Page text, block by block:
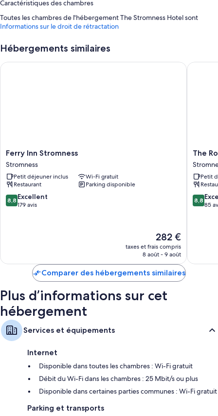
Caractéristiques des chambres
Toutes les chambres de l'hébergement The Stromness Hotel sont
dotées de touches de confort comme un espace de travail pour
l'accès Wi-Fi à Internet gratuit.
Informations sur le droit de rétractation
Hébergements similaires
Ferry
Inn
Stromness
Stromness
Ferry Inn Stromness
Stromness
Petit déjeuner inclus
Wi-Fi gratuit
Restaurant
Parking disponible
8.8
sur
8,8 Excellent
179 avis
Le
nouveau
prix
de
282 €
taxes et frais compris
8 août - 9 août
Ferry Inn Stromness
The
Royal
Hotel
The
Petit
8.8
sur
8,8
85
The
Comparer des hébergements similaires
Plus d’informations sur cet
hébergement
Services et équipements
Internet
Disponible dans toutes les chambres : Wi-Fi gratuit
Débit du Wi-Fi dans les chambres : 25 Mbit/s ou plus
Disponible dans certaines parties communes : Wi-Fi gratuit
Parking et transports